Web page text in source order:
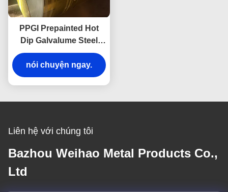
PPGI Prepainted Hot
Dip Galvalume Steel
Coil cho mái nhà cắt
hàn uốn cong
nói chuyện ngay.
Liên hệ với chúng tôi
Bazhou Weihao Metal Products Co.,
Ltd